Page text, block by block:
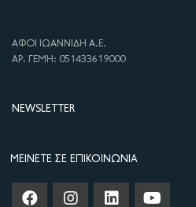
ΑΦΟΙ ΙΩΑΝΝΙΔΗ Α.Ε.
ΑΡ. ΓΕΜΗ: 051433619000
NEWSLETTER
ΜΕΊΝΕΤΕ ΣΕ ΕΠΙΚΟΙΝΩΝΊΑ